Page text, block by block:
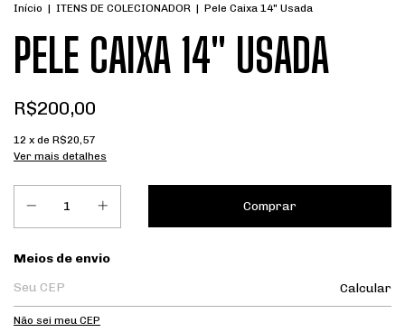
Início | ITENS DE COLECIONADOR | Pele Caixa 14" Usada
PELE CAIXA 14" USADA
R$200,00
12 x de R$20,57
Ver mais detalhes
Entregas para o CEP:
Meios de envio
Calcular
Não sei meu CEP